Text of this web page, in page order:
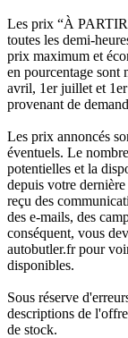
Les prix “À
toutes les demi-
prix maximum et
en pourcentage sont
avril, 1er juillet et
provenant de
Les prix annoncés
éventuels. Le
potentielles et la
depuis votre
reçu des
des e-mails, des
conséquent, vous
autobutler.fr pour
disponibles.
Sous réserve
descriptions de
de stock.